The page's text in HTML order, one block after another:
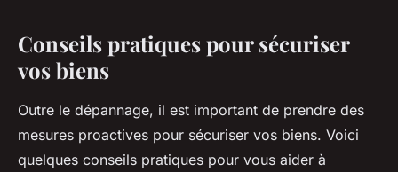
Conseils pratiques pour sécuriser
vos biens
Outre le dépannage, il est important de prendre des
mesures proactives pour sécuriser vos biens. Voici
quelques conseils pratiques pour vous aider à